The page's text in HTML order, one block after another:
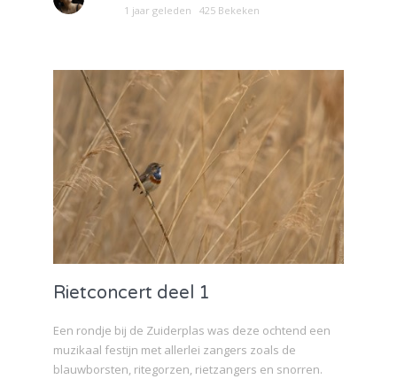
1 jaar geleden 425 Bekeken
Rietconcert deel 1
Een rondje bij de Zuiderplas was deze ochtend een
muzikaal festijn met allerlei zangers zoals de
blauwborsten, ritegorzen, rietzangers en snorren.